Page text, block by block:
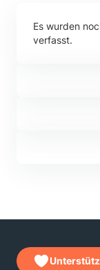
Es wurden
verfasst.